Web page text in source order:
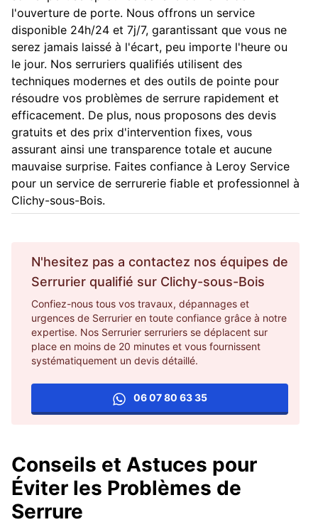
l'ouverture de porte. Nous offrons un service
disponible 24h/24 et 7j/7, garantissant que vous ne
serez jamais laissé à l'écart, peu importe l'heure ou
le jour. Nos serruriers qualifiés utilisent des
techniques modernes et des outils de pointe pour
résoudre vos problèmes de serrure rapidement et
efficacement. De plus, nous proposons des devis
gratuits et des prix d'intervention fixes, vous
assurant ainsi une transparence totale et aucune
mauvaise surprise. Faites confiance à Leroy Service
pour un service de serrurerie fiable et professionnel à
Clichy-sous-Bois.
N'hesitez pas a contactez nos équipes de
Serrurier qualifié sur Clichy-sous-Bois
Confiez-nous tous vos travaux, dépannages et
urgences de Serrurier en toute confiance grâce à notre
expertise. Nos Serrurier serruriers se déplacent sur
place en moins de 20 minutes et vous fournissent
systématiquement un devis détaillé.
06 07 80 63 35
Conseils et Astuces pour
Éviter les Problèmes de
Serrure